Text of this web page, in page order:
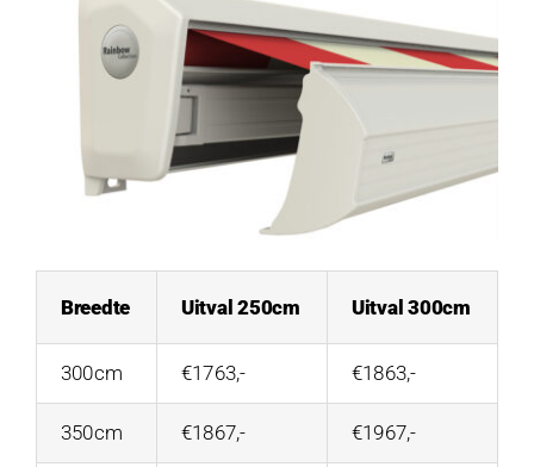
Breedte Uitval 250cm Uitval 300cm
300cm €1763,- €1863,-
350cm €1867,- €1967,-